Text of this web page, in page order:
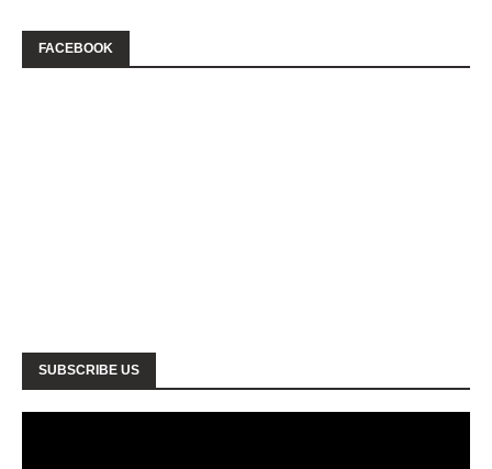
FACEBOOK
SUBSCRIBE US